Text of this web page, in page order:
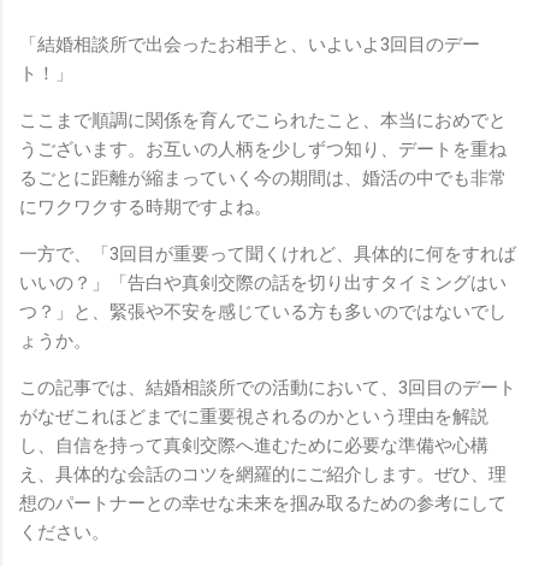
「結婚相談所で出会ったお相手と、いよいよ3回目のデー
ト！」
ここまで順調に関係を育んでこられたこと、本当におめでと
うございます。お互いの人柄を少しずつ知り、デートを重ね
るごとに距離が縮まっていく今の期間は、婚活の中でも非常
にワクワクする時期ですよね。
一方で、「3回目が重要って聞くけれど、具体的に何をすれば
いいの？」「告白や真剣交際の話を切り出すタイミングはい
つ？」と、緊張や不安を感じている方も多いのではないでし
ょうか。
この記事では、結婚相談所での活動において、3回目のデート
がなぜこれほどまでに重要視されるのかという理由を解説
し、自信を持って真剣交際へ進むために必要な準備や心構
え、具体的な会話のコツを網羅的にご紹介します。ぜひ、理
想のパートナーとの幸せな未来を掴み取るための参考にして
ください。